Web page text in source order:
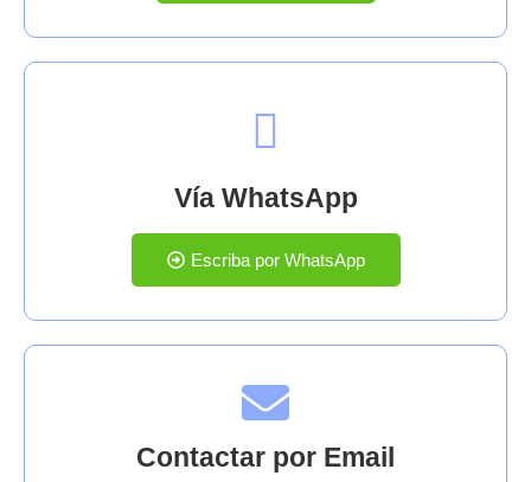
Vía WhatsApp
Escriba por WhatsApp
Contactar por Email